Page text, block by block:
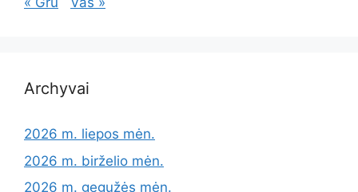
Archyvai
2026 m. liepos mėn.
2026 m. birželio mėn.
2026 m. gegužės mėn.